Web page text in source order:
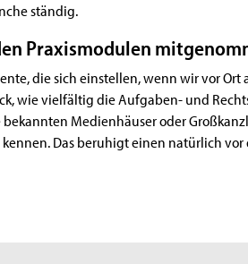
ständig.
Praxismodulen
die sich einstellen, wenn wir vor Ort
wie vielfältig die Aufgaben- und
Medienhäuser oder
Das beruhigt einen natürlich vor